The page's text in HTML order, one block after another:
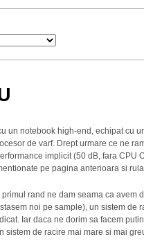
un notebook high-end, echipat cu
de varf. Drept urmare ce ne
implicit (50 dB, fara CPU
pe pagina anterioara si
rand ne dam seama ca avem
noi pe sample), un sistem
Iar daca ne dorim sa facem
sistem de racire mai mare si mai